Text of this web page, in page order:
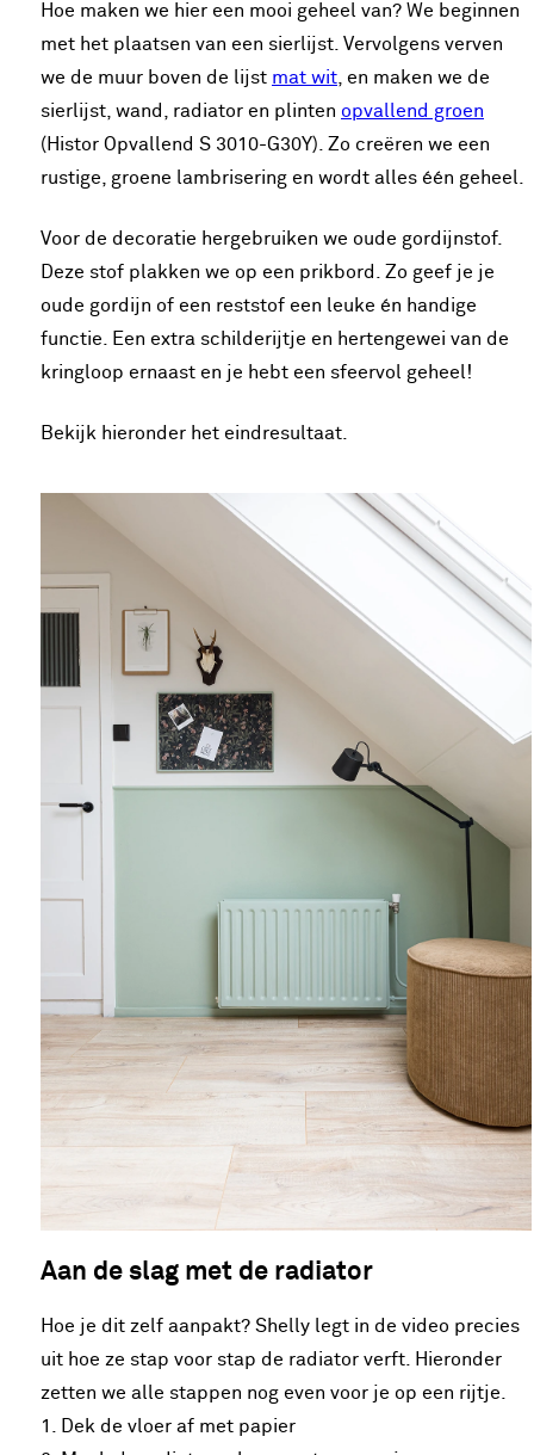
Hoe maken we hier een mooi geheel van? We beginnen
met het plaatsen van een sierlijst. Vervolgens verven
we de muur boven de lijst mat wit , en maken we de
sierlijst, wand, radiator en plinten opvallend groen
(Histor Opvallend S 3010-G30Y). Zo creëren we een
rustige, groene lambrisering en wordt alles één geheel.
Voor de decoratie hergebruiken we oude gordijnstof.
Deze stof plakken we op een prikbord. Zo geef je je
oude gordijn of een reststof een leuke én handige
functie. Een extra schilderijtje en hertengewei van de
kringloop ernaast en je hebt een sfeervol geheel!
Bekijk hieronder het eindresultaat.
Aan de slag met de radiator
Hoe je dit zelf aanpakt? Shelly legt in de video precies
uit hoe ze stap voor stap de radiator verft. Hieronder
zetten we alle stappen nog even voor je op een rijtje.
1. Dek de vloer af met papier